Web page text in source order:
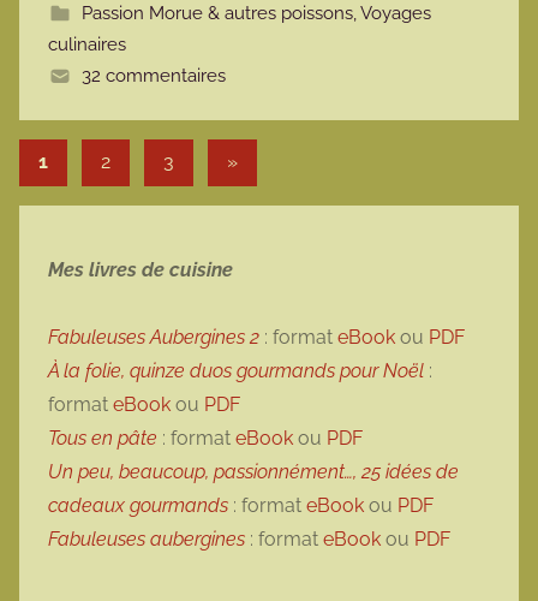
t
Passion Morue & autres poissons,Voyages
culinaires
32 commentaires
Pagination des publications
1 2 3 Articles suivants
»
Mes livres de cuisine
Fabuleuses Aubergines 2 : format eBook ou PDF
À la folie, quinze duos gourmands pour Noël :
format eBook ou PDF
Tous en pâte : format eBook ou PDF
Un peu, beaucoup, passionnément…, 25 idées de
cadeaux gourmands : format eBook ou PDF
Fabuleuses aubergines : format eBook ou PDF